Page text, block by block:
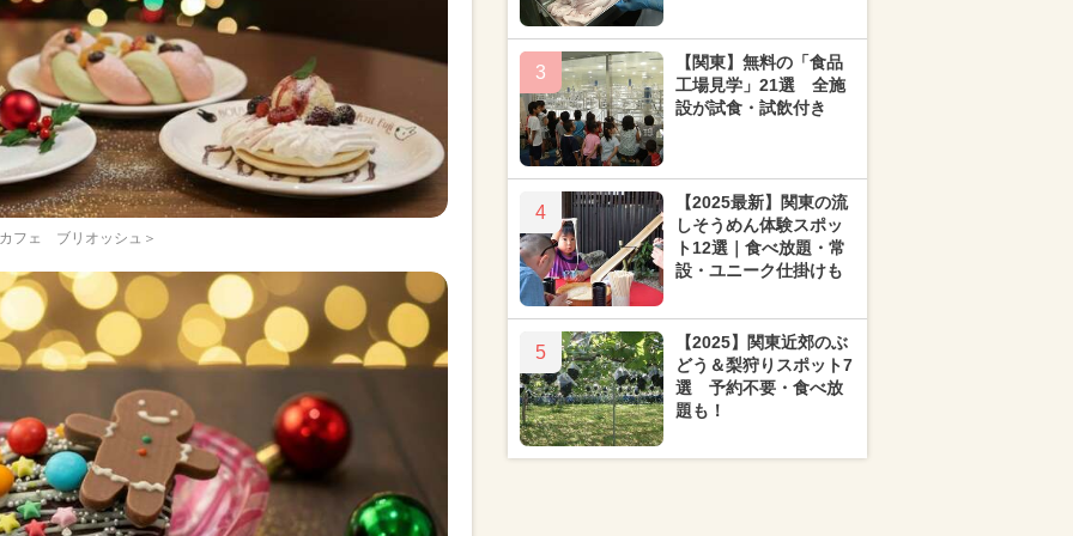
フェ ブリオッシュ＞
3
【関東】無料の「食品
工場見学」21選 全施
設が試食・試飲付き
4
【2025最新】関東の流
しそうめん体験スポッ
ト12選｜食べ放題・常
設・ユニーク仕掛けも
5
【2025】関東近郊のぶ
どう＆梨狩りスポット7
選 予約不要・食べ放
題も！